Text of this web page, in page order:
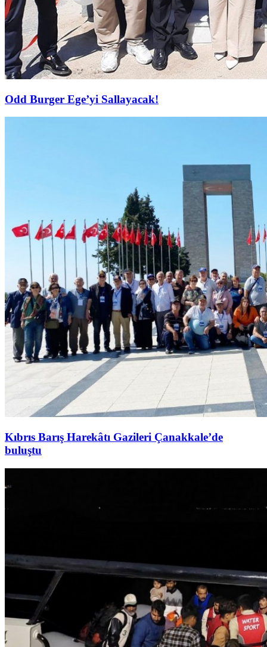
Odd Burger Ege’yi Sallayacak!
Kıbrıs Barış Harekâtı Gazileri Çanakkale’de
buluştu